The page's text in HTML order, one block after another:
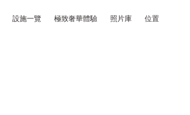
設施一覽 極致奢華體驗 照片庫 位置